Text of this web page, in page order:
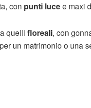
con punti lucee maxi
quelli floreali, con
un matrimonio o una